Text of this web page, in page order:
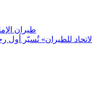
«طيران
«الاتحاد للطيران» تُسيّر